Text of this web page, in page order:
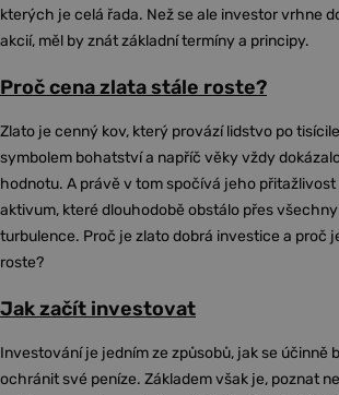
kterých je celá řada. Než se ale investor vrhne
akcií, měl by znát základní termíny a principy.
Proč cena zlata stále roste?
Zlato je cenný kov, který provází lidstvo po
symbolem bohatství a napříč věky vždy
hodnotu. A právě v tom spočívá jeho
aktivum, které dlouhodobě obstálo přes
turbulence. Proč je zlato dobrá investice a proč
roste?
Jak začít investovat
Investování je jedním ze způsobů, jak se účinně
ochránit své peníze. Základem však je, poznat